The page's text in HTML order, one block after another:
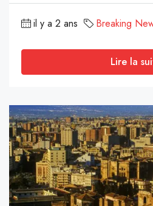
il y a 2 ans Breaking
Lire la